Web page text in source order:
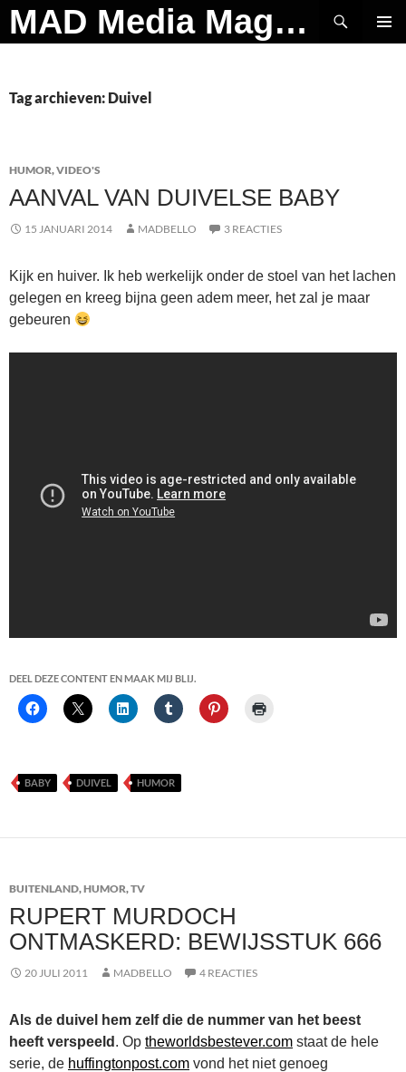
Ga
naar
MAD Media Magazine
Zoeken
Tag archieven: Duivel
HUMOR,VIDEO'S
AANVAL VAN DUIVELSE BABY
15 JANUARI 2014 MADBELLO 3 REACTIES
Kijk en huiver. Ik heb werkelijk onder de stoel van het lachen
gelegen en kreeg bijna geen adem meer, het zal je maar
gebeuren
DEEL DEZE CONTENT EN MAAK MIJ BLIJ.
BABY DUIVEL HUMOR
BUITENLAND,HUMOR,TV
RUPERT MURDOCH
ONTMASKERD: BEWIJSSTUK 666
20 JULI 2011 MADBELLO 4 REACTIES
Als de duivel hem zelf die de nummer van het beest
heeft verspeeld . Op theworldsbestever.com staat de hele
serie, de huffingtonpost.com vond het niet genoeg